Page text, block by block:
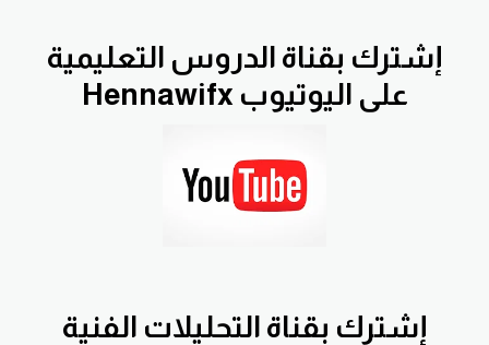
إشترك بقناة الدروس التعليمية
Hennawifx على اليوتيوب
إشترك بقناة التحليلات الفنية